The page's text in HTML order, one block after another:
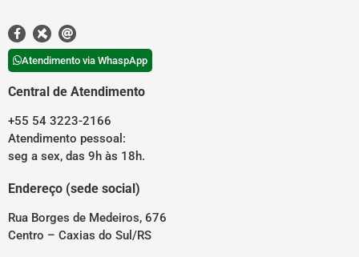
Atendimento via WhaspApp
Central de Atendimento
+55 54 3223-2166
Atendimento pessoal:
seg a sex, das 9h às 18h.
Endereço (sede social)
Rua Borges de Medeiros, 676
Centro – Caxias do Sul/RS